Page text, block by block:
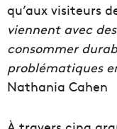
qu’aux visiteurs
viennent avec
consommer
problématiques
Nathania Cahen